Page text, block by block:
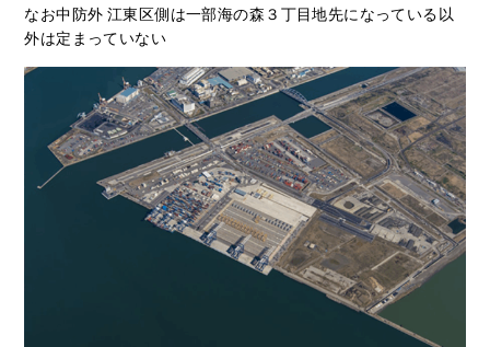
なお中防外 江東区側は一部海の森３丁目地先になっている以
外は定まっていない